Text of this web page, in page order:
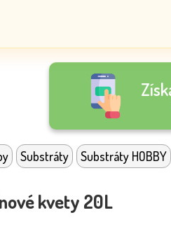
Substráty Substráty HOBBY
kvety 20L